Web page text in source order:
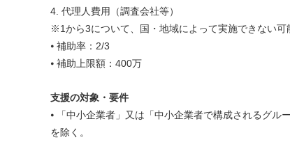
4. 代理人費用（調査会社等）
※1から3について、国・地域によって実施できない可
⦁ 補助率：2/3
⦁ 補助上限額：400万
支援の対象・要件
⦁ 「中小企業者」又は「中小企業者で構成されるグ
を除く。